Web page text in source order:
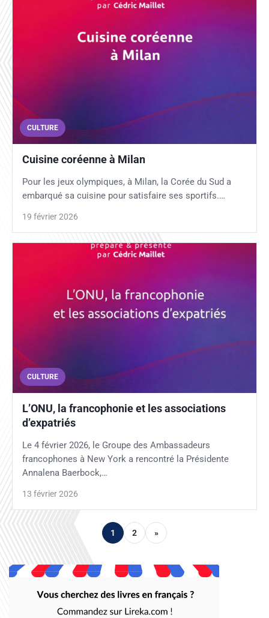
CULTURE
Cuisine coréenne à Milan
Pour les jeux olympiques, à Milan, la Corée du Sud a
embarqué sa cuisine pour satisfaire ses sportifs.…
19 février 2026
CULTURE
L’ONU, la francophonie et les associations
d’expatriés
Le 4 février 2026, le Groupe des Ambassadeurs
francophones à New York a rencontré la Présidente
Annalena Baerbock,…
13 février 2026
1 2 »